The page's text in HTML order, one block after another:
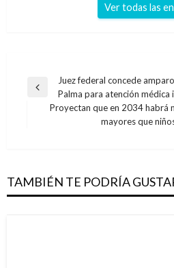
Ver todas las
Navegación
Entrada
anterior
Juez federal concede amparo
Palma para atención médica
Proyectan que en 2034 habrá
mayores que
TAMBIÉN TE PODRÍA